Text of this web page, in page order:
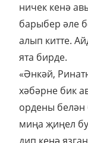
ничек кенә
барыбер әле
алып китте.
ята бирде.
«Әнкәй,
хәбәрне бик
ордены белән
миңа җиңел